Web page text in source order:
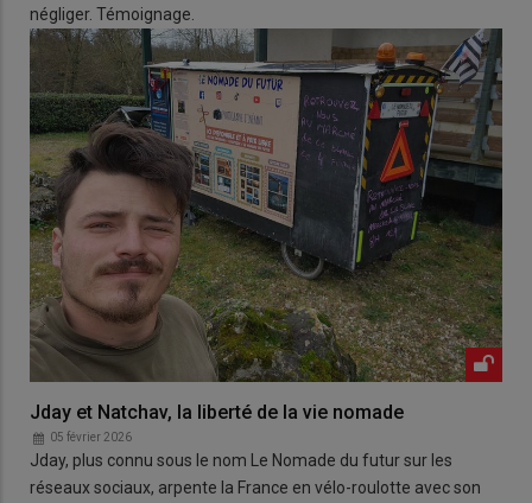
négliger. Témoignage.
Jday et Natchav, la liberté de la vie nomade
05 février 2026
Jday, plus connu sous le nom Le Nomade du futur sur les
réseaux sociaux, arpente la France en vélo-roulotte avec son